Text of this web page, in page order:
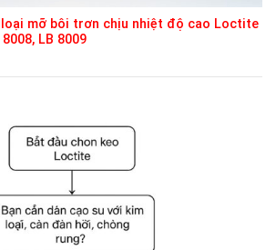
loại mỡ bôi trơn chịu nhiệt độ cao Loctite
LB 8009